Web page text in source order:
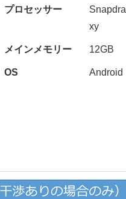
プロセッサー
xy
メインメモリー
12GB
OS
Android